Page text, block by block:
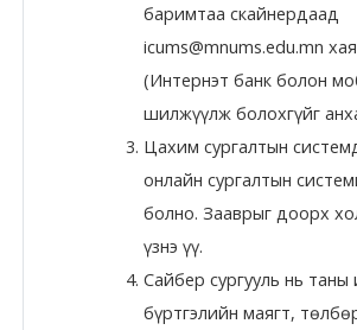
Moodle
community
Moodle
free support
Moodle
development
Moodle
баримтаа скайнердаад
icums@mnums.edu.mn
(Интернэт банк болон
шилжүүлж болохгүйг
Цахим сургалтын
онлайн сургалтын
болно. Зааврыг доорх
үзнэ үү.
Сайбер сургууль нь таны
бүртгэлийн маягт,